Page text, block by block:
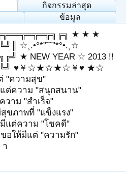
กิจกรรมล่าสุด
ข้อมูล
★ ★ ★
☆¸.•°*”˜˜”*°•.¸☆
★ NEW YEAR ☆ 2013 !!
♥￥☆★☆★☆￥♥ ★☆
"ความสุข"
ต่ความ "สนุกสนาน"
วาม "สำเร็จ"
ขภาพที่ "แข็งแรง"
แต่ความ "โชคดี"
อให้มีแต่ "ความรัก"